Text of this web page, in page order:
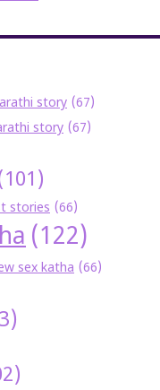
story (67)
story (67)
stories (66)
(122)
sex katha (66)